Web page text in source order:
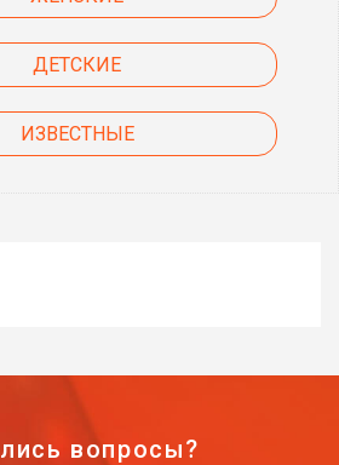
ДЕТСКИЕ
ИЗВЕСТНЫЕ
вопросы?